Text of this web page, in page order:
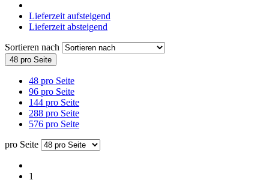
Lieferzeit aufsteigend
Lieferzeit absteigend
Sortieren nach
48 pro Seite
48 pro Seite
96 pro Seite
144 pro Seite
288 pro Seite
576 pro Seite
pro Seite
1